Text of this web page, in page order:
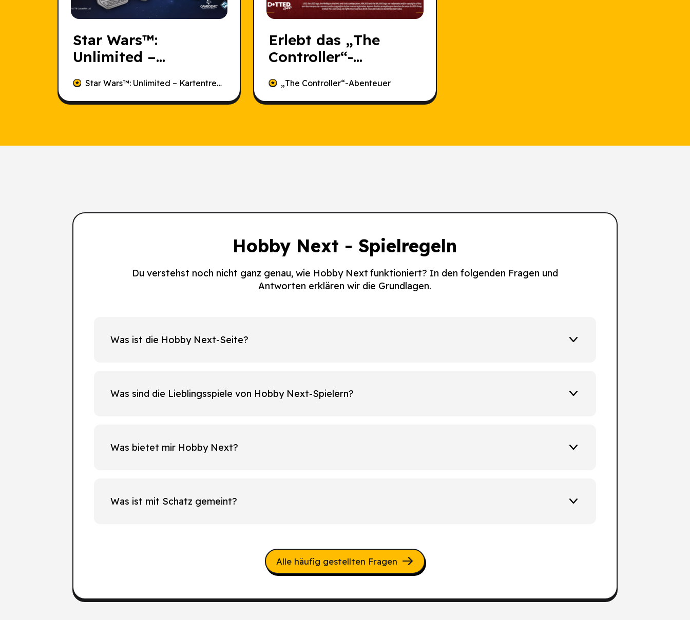
Star Wars™:
Unlimited –
Handmarker
Star Wars™: Unlimited – Kartentrenner und Handmarker – Asche des Imperiums
Erlebt das „The
Controller“-
jemand anderes tut
„The Controller“-Abenteuer
Hobby Next - Spielregeln
Du verstehst noch nicht ganz genau, wie Hobby Next funktioniert? In den folgenden Fragen und
Antworten erklären wir die Grundlagen.
Was ist die Hobby Next-Seite?
Was sind die Lieblingsspiele von Hobby Next-Spielern?
Was bietet mir Hobby Next?
Was ist mit Schatz gemeint?
Alle häufig gestellten Fragen